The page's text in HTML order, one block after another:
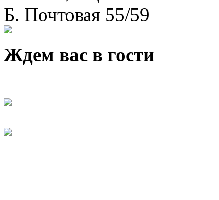
Б. Почтовая 55/59
Ждем вас в гости